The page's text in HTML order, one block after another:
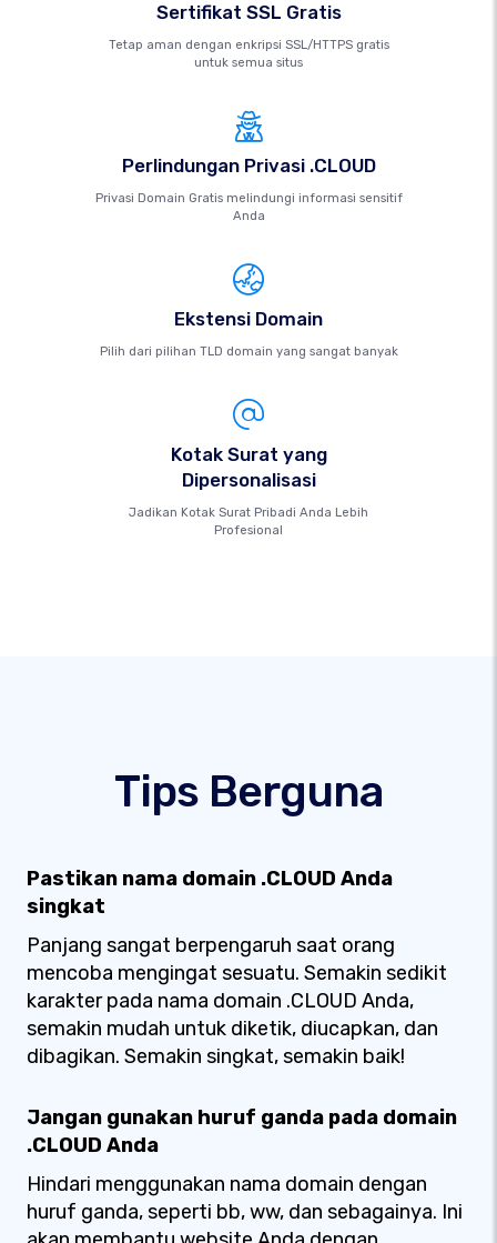
Sertifikat SSL Gratis
Tetap aman dengan enkripsi SSL/HTTPS gratis
untuk semua situs
Perlindungan Privasi .CLOUD
Privasi Domain Gratis melindungi informasi sensitif
Anda
Ekstensi Domain
Pilih dari pilihan TLD domain yang sangat banyak
Kotak Surat yang
Dipersonalisasi
Jadikan Kotak Surat Pribadi Anda Lebih
Profesional
Tips Berguna
Pastikan nama domain .CLOUD Anda
singkat
Panjang sangat berpengaruh saat orang
mencoba mengingat sesuatu. Semakin sedikit
karakter pada nama domain .CLOUD Anda,
semakin mudah untuk diketik, diucapkan, dan
dibagikan. Semakin singkat, semakin baik!
Jangan gunakan huruf ganda pada domain
.CLOUD Anda
Hindari menggunakan nama domain dengan
huruf ganda, seperti bb, ww, dan sebagainya. Ini